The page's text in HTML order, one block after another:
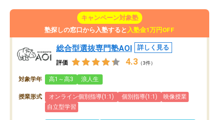
キャンペーン対象塾
塾探しの窓口から入塾すると 入塾金1万円OFF
総合型選抜専門塾AOI 詳しく見る
評価 4.3 （3件）
対象学年 高1～高3 浪人生
授業形式 オンライン個別指導(1:1) 個別指導(1:1)
映像授業
自立型学習